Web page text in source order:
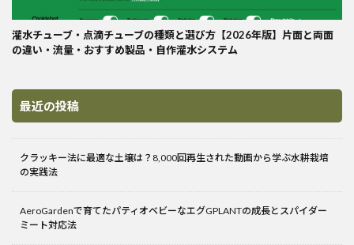
灌水チューブ・点滴チューブの種類と選び方【2026年版】片面と両面
の違い・流量・おすすめ製品・自作灌水システム
最近の投稿
クラッキー法に最適な土壌は？8,000回再生された動画から学ぶ水耕栽培
の実践法
AeroGardenで育てたパティオベビーなエグGPLANTの成長とスパイダー
ミート対応法